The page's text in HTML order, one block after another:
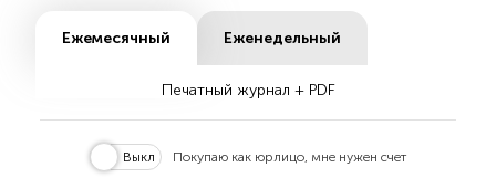
Ежемесячный Еженедельный
Печатный журнал + PDF
Покупаю как юрлицо, мне нужен счет